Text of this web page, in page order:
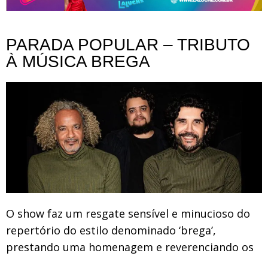
PARADA POPULAR – TRIBUTO
À MÚSICA BREGA
O show faz um resgate sensível e minucioso do
repertório do estilo denominado ‘brega’,
prestando uma homenagem e reverenciando os